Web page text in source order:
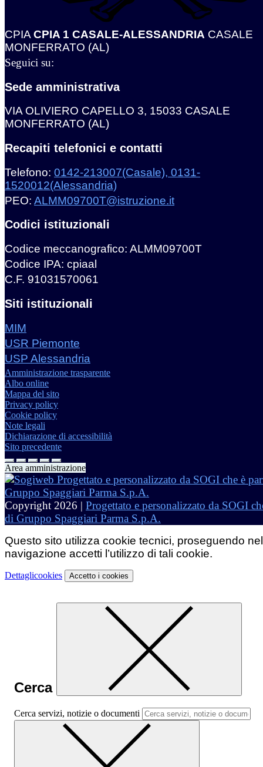
CPIA CPIA 1 CASALE-ALESSANDRIA CASALE
MONFERRATO (AL)
Seguici su:
Sede amministrativa
VIA OLIVIERO CAPELLO 3, 15033 CASALE
MONFERRATO (AL)
Recapiti telefonici e contatti
Telefono: 0142-213007(Casale), 0131-
1520012(Alessandria)
PEO: ALMM09700T@istruzione.it
Codici istituzionali
Codice meccanografico: ALMM09700T
Codice IPA: cpiaal
C.F. 91031570061
Siti istituzionali
MIM
USR Piemonte
USP Alessandria
Amministrazione trasparente
Albo online
Mappa del sito
Privacy policy
Cookie policy
Note legali
Dichiarazione di accessibilità
Sito precedente
Area amministrazione
Copyright 2026 | Progettato e personalizzato da SOGI
di Gruppo Spaggiari Parma S.p.A.
Questo sito utilizza cookie tecnici, proseguendo
navigazione accetti l’utilizzo di tali cookie.
Dettaglicookies Accetto i cookies
Cerca
Cerca servizi, notizie o documenti